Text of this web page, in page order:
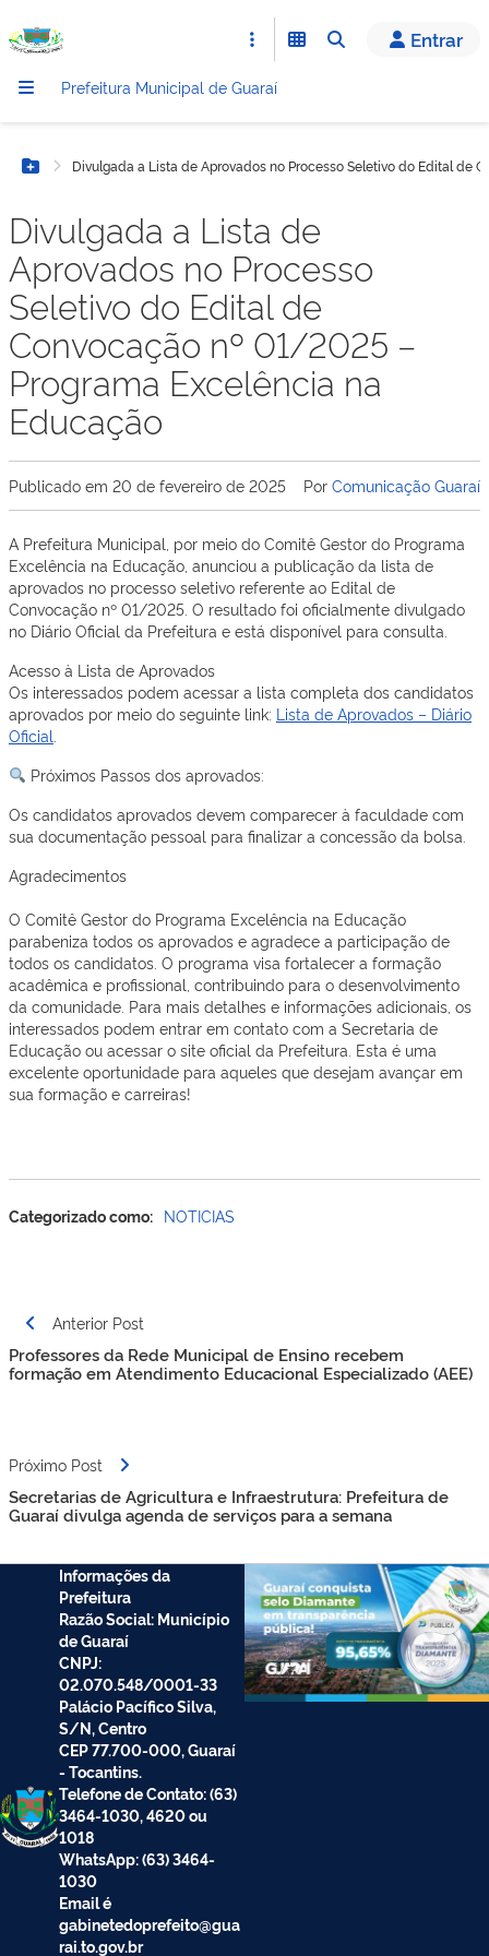
Entrar
Prefeitura Municipal de Guaraí
Botão Menu
Divulgada a Lista de Aprovados no Processo Seletivo do Edital de
Divulgada a Lista de
Aprovados no Processo
Seletivo do Edital de
Convocação nº 01/2025 –
Programa Excelência na
Educação
Publicado em 20 de fevereiro de 2025 Por Comunicação Guaraí
A Prefeitura Municipal, por meio do Comitê Gestor do Programa
Excelência na Educação, anunciou a publicação da lista de
aprovados no processo seletivo referente ao Edital de
Convocação nº 01/2025. O resultado foi oficialmente divulgado
no Diário Oficial da Prefeitura e está disponível para consulta.
Acesso à Lista de Aprovados
Os interessados podem acessar a lista completa dos candidatos
aprovados por meio do seguinte link: Lista de Aprovados – Diário
Oficial
Próximos Passos dos aprovados:
Os candidatos aprovados devem comparecer à faculdade com
sua documentação pessoal para finalizar a concessão da bolsa.
Agradecimentos
O Comitê Gestor do Programa Excelência na Educação
parabeniza todos os aprovados e agradece a participação de
todos os candidatos. O programa visa fortalecer a formação
acadêmica e profissional, contribuindo para o desenvolvimento
da comunidade. Para mais detalhes e informações adicionais, os
interessados podem entrar em contato com a Secretaria de
Educação ou acessar o site oficial da Prefeitura. Esta é uma
excelente oportunidade para aqueles que desejam avançar em
sua formação e carreiras!
Categorizado como: NOTICIAS
Anterior Post
Professores da Rede Municipal de Ensino recebem
formação em Atendimento Educacional Especializado (AEE)
Próximo Post
Secretarias de Agricultura e Infraestrutura: Prefeitura de
Guaraí divulga agenda de serviços para a semana
Informações da
Prefeitura
Razão Social: Município
de Guaraí
CNPJ:
02.070.548/0001-33
Palácio Pacífico Silva,
S/N, Centro
CEP 77.700-000, Guaraí
- Tocantins.
Telefone de Contato: (63)
3464-1030, 4620 ou
1018
WhatsApp: (63) 3464-
1030
Email é
gabinetedoprefeito@gua
rai.to.gov.br